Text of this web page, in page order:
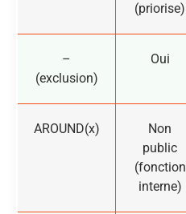
(priorise)
–
(exclusion)
Oui
AROUND(x)
Non
public
(fonction
interne)